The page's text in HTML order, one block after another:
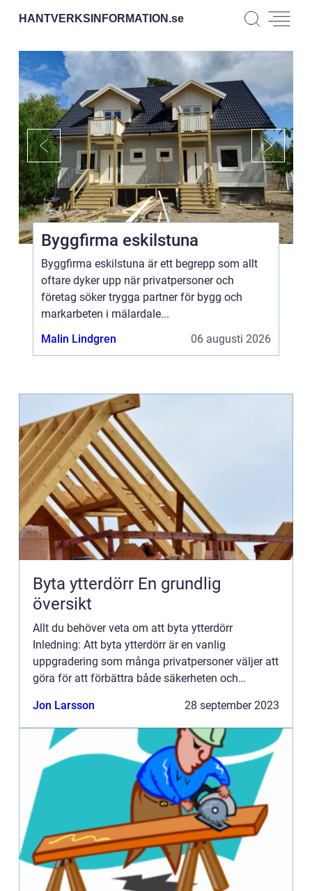
HANTVERKSINFORMATION.se
Byggfirma eskilstuna
Byggfirma eskilstuna är ett begrepp som allt
oftare dyker upp när privatpersoner och
företag söker trygga partner för bygg och
markarbeten i mälardale...
Malin Lindgren
06 augusti 2026
Byta ytterdörr En grundlig
översikt
Allt du behöver veta om att byta ytterdörr
Inledning: Att byta ytterdörr är en vanlig
uppgradering som många privatpersoner väljer att
göra för att förbättra både säkerheten och
bidra till att öka ene...
Jon Larsson 28 september 2023